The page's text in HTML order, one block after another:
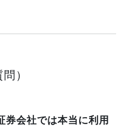
）
会社では本当に利用